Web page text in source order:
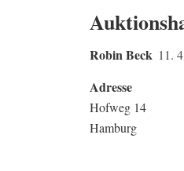
Robin Beck 11.
Adresse
Hofweg 14
Hamburg